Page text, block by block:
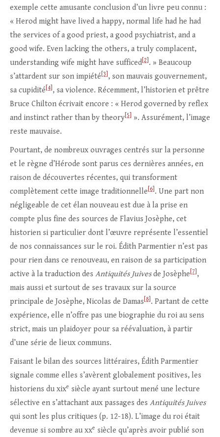
exemple cette amusante conclusion d’un livre peu connu :
« Herod might have lived a happy, normal life had he had
the services of a good priest, a good psychiatrist, and a
good wife. Even lacking the others, a truly complacent,
understanding wife might have sufficed [2] . » Beaucoup
s’attardent sur son impiété [3] , son mauvais gouvernement,
sa cupidité [4] , sa violence. Récemment, l’historien et prêtre
Bruce Chilton écrivait encore : « Herod governed by reflex
and instinct rather than by theory [5]
». Assurément, l’image
reste mauvaise.
Pourtant, de nombreux ouvrages centrés sur la personne
et le règne d’Hérode sont parus ces dernières années, en
raison de découvertes récentes, qui transforment
complètement cette image traditionnelle [6] . Une part non
négligeable de cet élan nouveau est due à la prise en
compte plus fine des sources de Flavius Josèphe, cet
historien si particulier dont l’œuvre représente l’essentiel
de nos connaissances sur le roi. Édith Parmentier n’est pas
pour rien dans ce renouveau, en raison de sa participation
active à la traduction des Antiquités Juivesde Josèphe [7] ,
mais aussi et surtout de ses travaux sur la source
principale de Josèphe, Nicolas de Damas [8] . Partant de cette
expérience, elle n’offre pas une biographie du roi au sens
strict, mais un plaidoyer pour sa réévaluation, à partir
d’une série de lieux communs.
Faisant le bilan des sources littéraires, Édith Parmentier
signale comme elles s’avèrent globalement positives, les
historiens du xixe siècle ayant surtout mené une lecture
sélective en s’attachant aux passages des Antiquités Juives
qui sont les plus critiques (p. 12-18). L’image du roi était
devenue si sombre au xxe siècle qu’après avoir publié son